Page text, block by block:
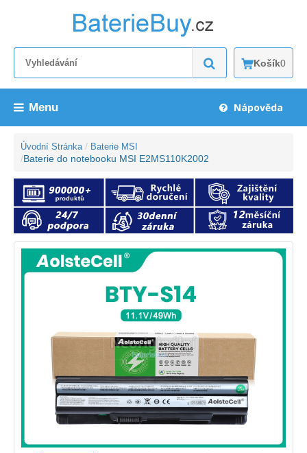
Košík0
Menu Nápověda
Úvodní Stránka Baterie MSI
Baterie do notebooku MSI E2MS110K2002